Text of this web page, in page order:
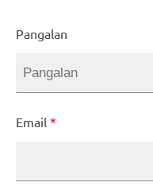
Pangalan
Email *